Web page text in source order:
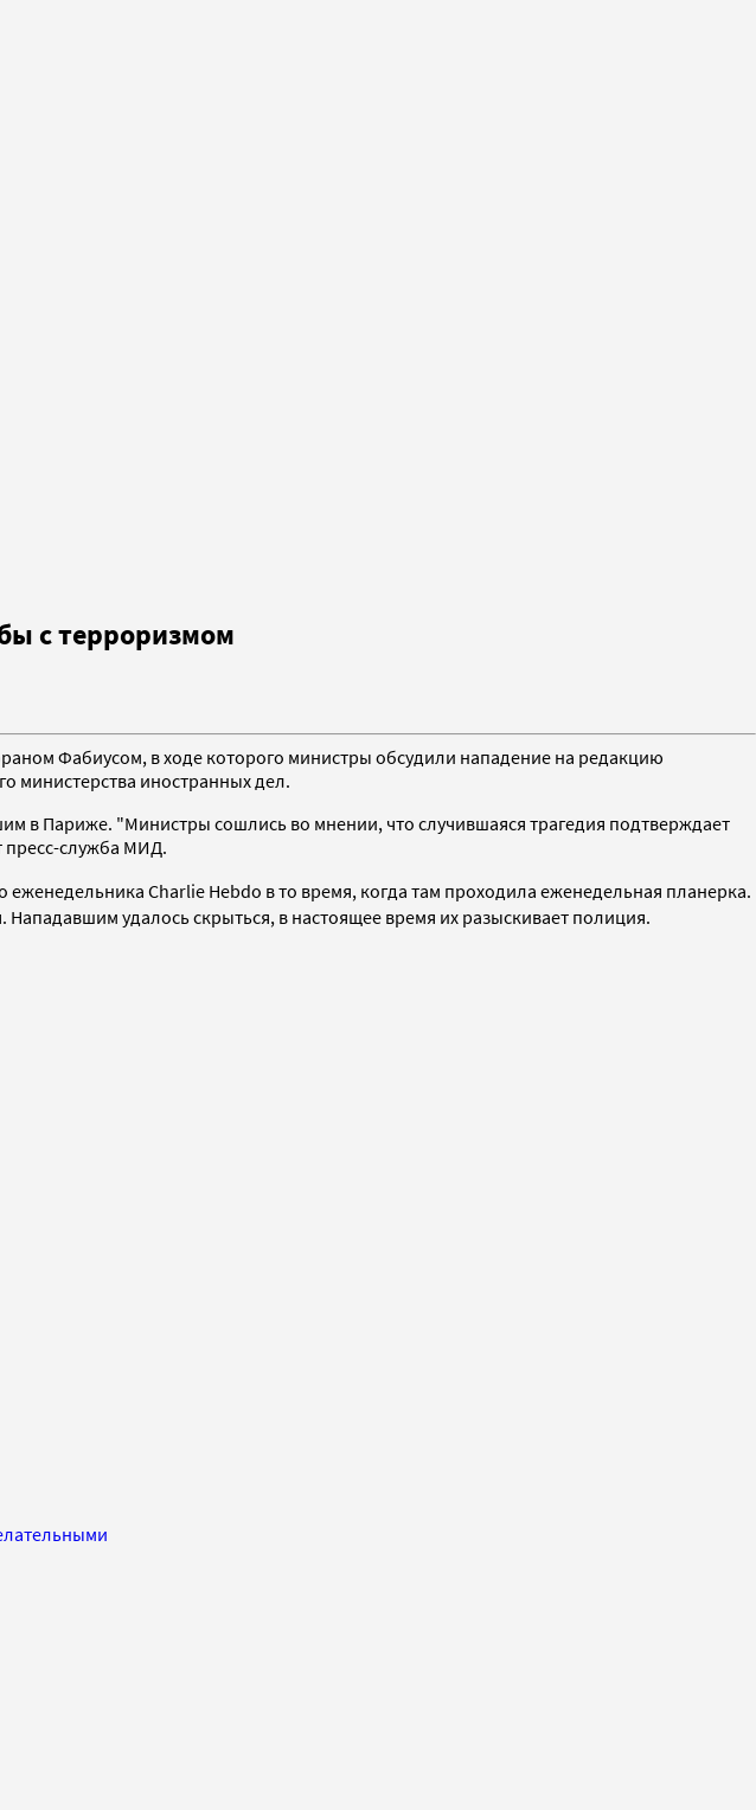
с терроризмом
Фабиусом, в ходе которого министры обсудили нападение на редакцию
министерства иностранных дел.
в Париже. "Министры сошлись во мнении, что случившаяся трагедия подтверждает
пресс-служба МИД.
Charlie Hebdo в то время, когда там проходила еженедельная планерка.
удалось скрыться, в настоящее время их разыскивает полиция.